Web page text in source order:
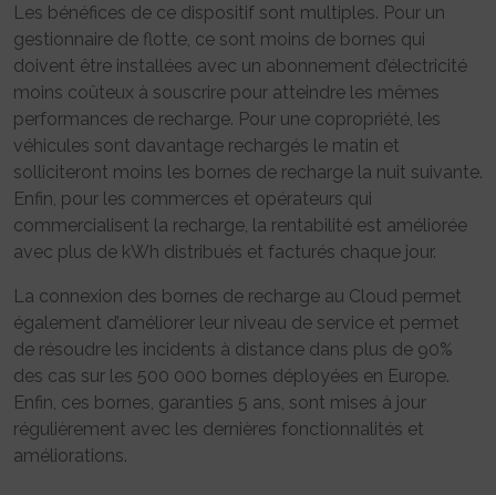
Les bénéfices de ce dispositif sont multiples. Pour un
gestionnaire de flotte, ce sont moins de bornes qui
doivent être installées avec un abonnement d’électricité
moins coûteux à souscrire pour atteindre les mêmes
performances de recharge. Pour une copropriété, les
véhicules sont davantage rechargés le matin et
solliciteront moins les bornes de recharge la nuit suivante.
Enfin, pour les commerces et opérateurs qui
commercialisent la recharge, la rentabilité est améliorée
avec plus de kWh distribués et facturés chaque jour.
La connexion des bornes de recharge au Cloud permet
également d’améliorer leur niveau de service et permet
de résoudre les incidents à distance dans plus de 90%
des cas sur les 500 000 bornes déployées en Europe.
Enfin, ces bornes, garanties 5 ans, sont mises à jour
régulièrement avec les dernières fonctionnalités et
améliorations.